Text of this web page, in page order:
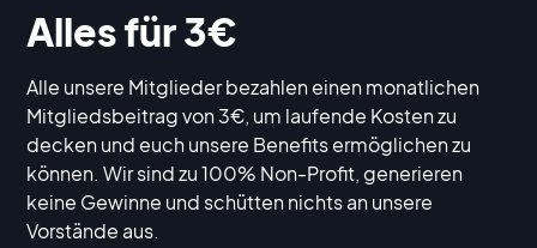
Alles für 3€
Alle unsere Mitglieder bezahlen einen monatlichen
Mitgliedsbeitrag von 3€, um laufende Kosten zu
decken und euch unsere Benefits ermöglichen zu
können. Wir sind zu 100% Non-Profit, generieren
keine Gewinne und schütten nichts an unsere
Vorstände aus.